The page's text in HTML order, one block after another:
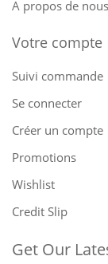
A propos de nous
Votre compte
Suivi commande
Se connecter
Créer un compte
Promotions
Wishlist
Credit Slip
Get Our